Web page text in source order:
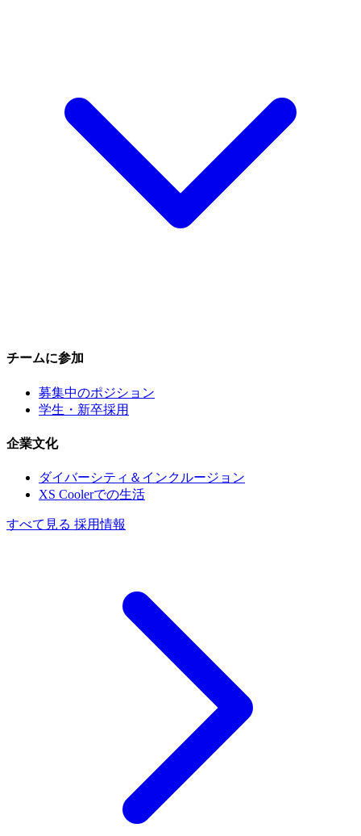
チームに参加
募集中のポジション
学生・新卒採用
企業文化
ダイバーシティ＆インクルージョン
XS Coolerでの生活
すべて見る 採用情報